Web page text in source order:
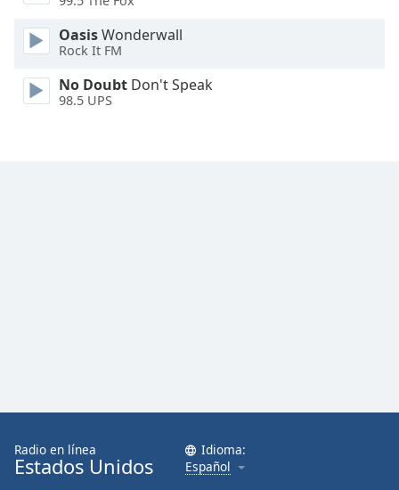
OasisWonderwall
Rock It FM
No Doubt Don't Speak
98.5 UPS
Radio en línea
Estados Unidos
Idioma:
Español